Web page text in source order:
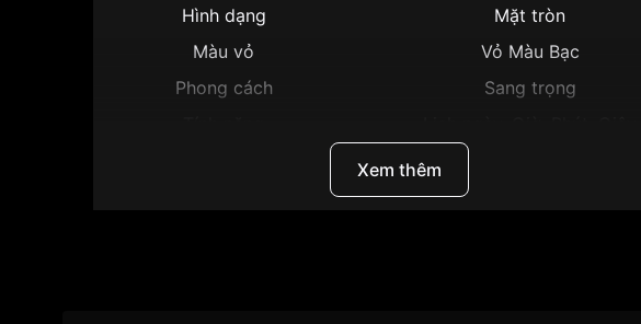
Hình dạng
Mặt tròn
Màu vỏ
Vỏ Màu Bạc
Phong cách
Sang trọng
Mặt xanh dương
Xem thêm